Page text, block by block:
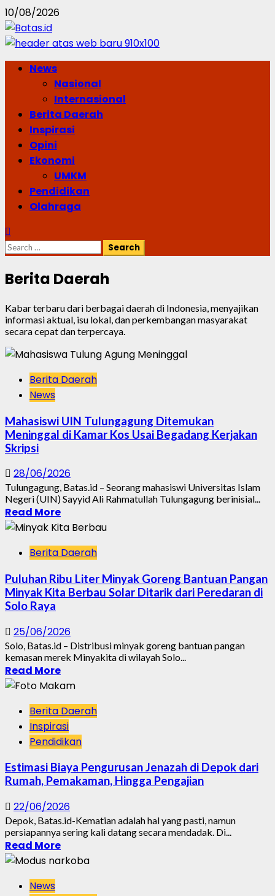
Skip
to
content
10/08/2026
PrimaryNews
Nasional
Internasional
Berita Daerah
Inspirasi
Opini
Ekonomi
UMKM
Pendidikan
Olahraga
Search
Berita Daerah
Kabar terbaru dari berbagai daerah di Indonesia, menyajikan
informasi aktual, isu lokal, dan perkembangan masyarakat
secara cepat dan terpercaya.
Berita Daerah
News
Mahasiswi UIN Tulungagung Ditemukan
Meninggal di Kamar Kos Usai Begadang Kerjakan
Skripsi
28/06/2026
Tulungagung, Batas.id – Seorang mahasiswi Universitas Islam
Negeri (UIN) Sayyid Ali Rahmatullah Tulungagung berinisial...
Read More
Berita Daerah
Puluhan Ribu Liter Minyak Goreng Bantuan Pangan
Minyak Kita Berbau Solar Ditarik dari Peredaran di
Solo Raya
25/06/2026
Solo, Batas.id – Distribusi minyak goreng bantuan pangan
kemasan merek Minyakita di wilayah Solo...
Read More
Berita Daerah
Inspirasi
Pendidikan
Estimasi Biaya Pengurusan Jenazah di Depok dari
Rumah, Pemakaman, Hingga Pengajian
22/06/2026
Depok, Batas.id-Kematian adalah hal yang pasti, namun
persiapannya sering kali datang secara mendadak. Di...
Read More
News